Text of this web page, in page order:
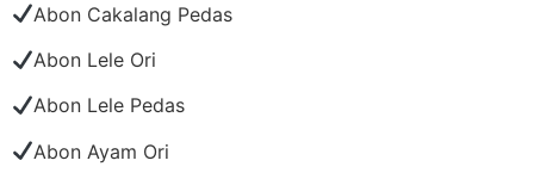
Abon Cakalang Pedas
Abon Lele Ori
Abon Lele Pedas
Abon Ayam Ori